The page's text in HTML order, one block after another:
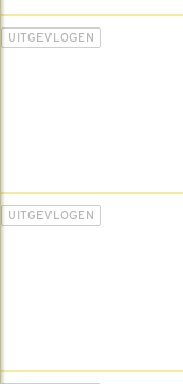
UITGEVLOGEN
UITGEVLOGEN